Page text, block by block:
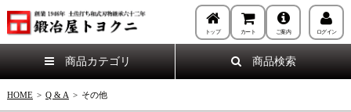
トップ カート ご案内 ログイン
商品カテゴリ 商品検索
HOME > Q & A > その他